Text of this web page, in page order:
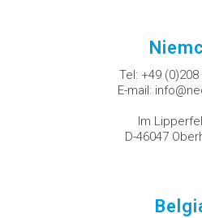
Tel: +49 (0)208
E-mail:
Im
D-46047